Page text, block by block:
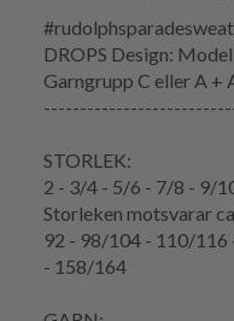
DROPS Design:
Garngrupp C eller A +
STORLEK:
2 - 3/4 - 5/6 - 7/8 - 9/
Storleken motsvarar
92 - 98/104 - 110/
- 158/164